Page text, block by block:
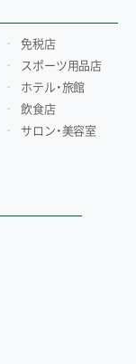
免税店
スポーツ用品店
ホテル・旅館
飲食店
サロン・美容室